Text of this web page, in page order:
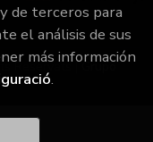
Reservats |Grupo
de terceros para
el análisis de sus
más información
.